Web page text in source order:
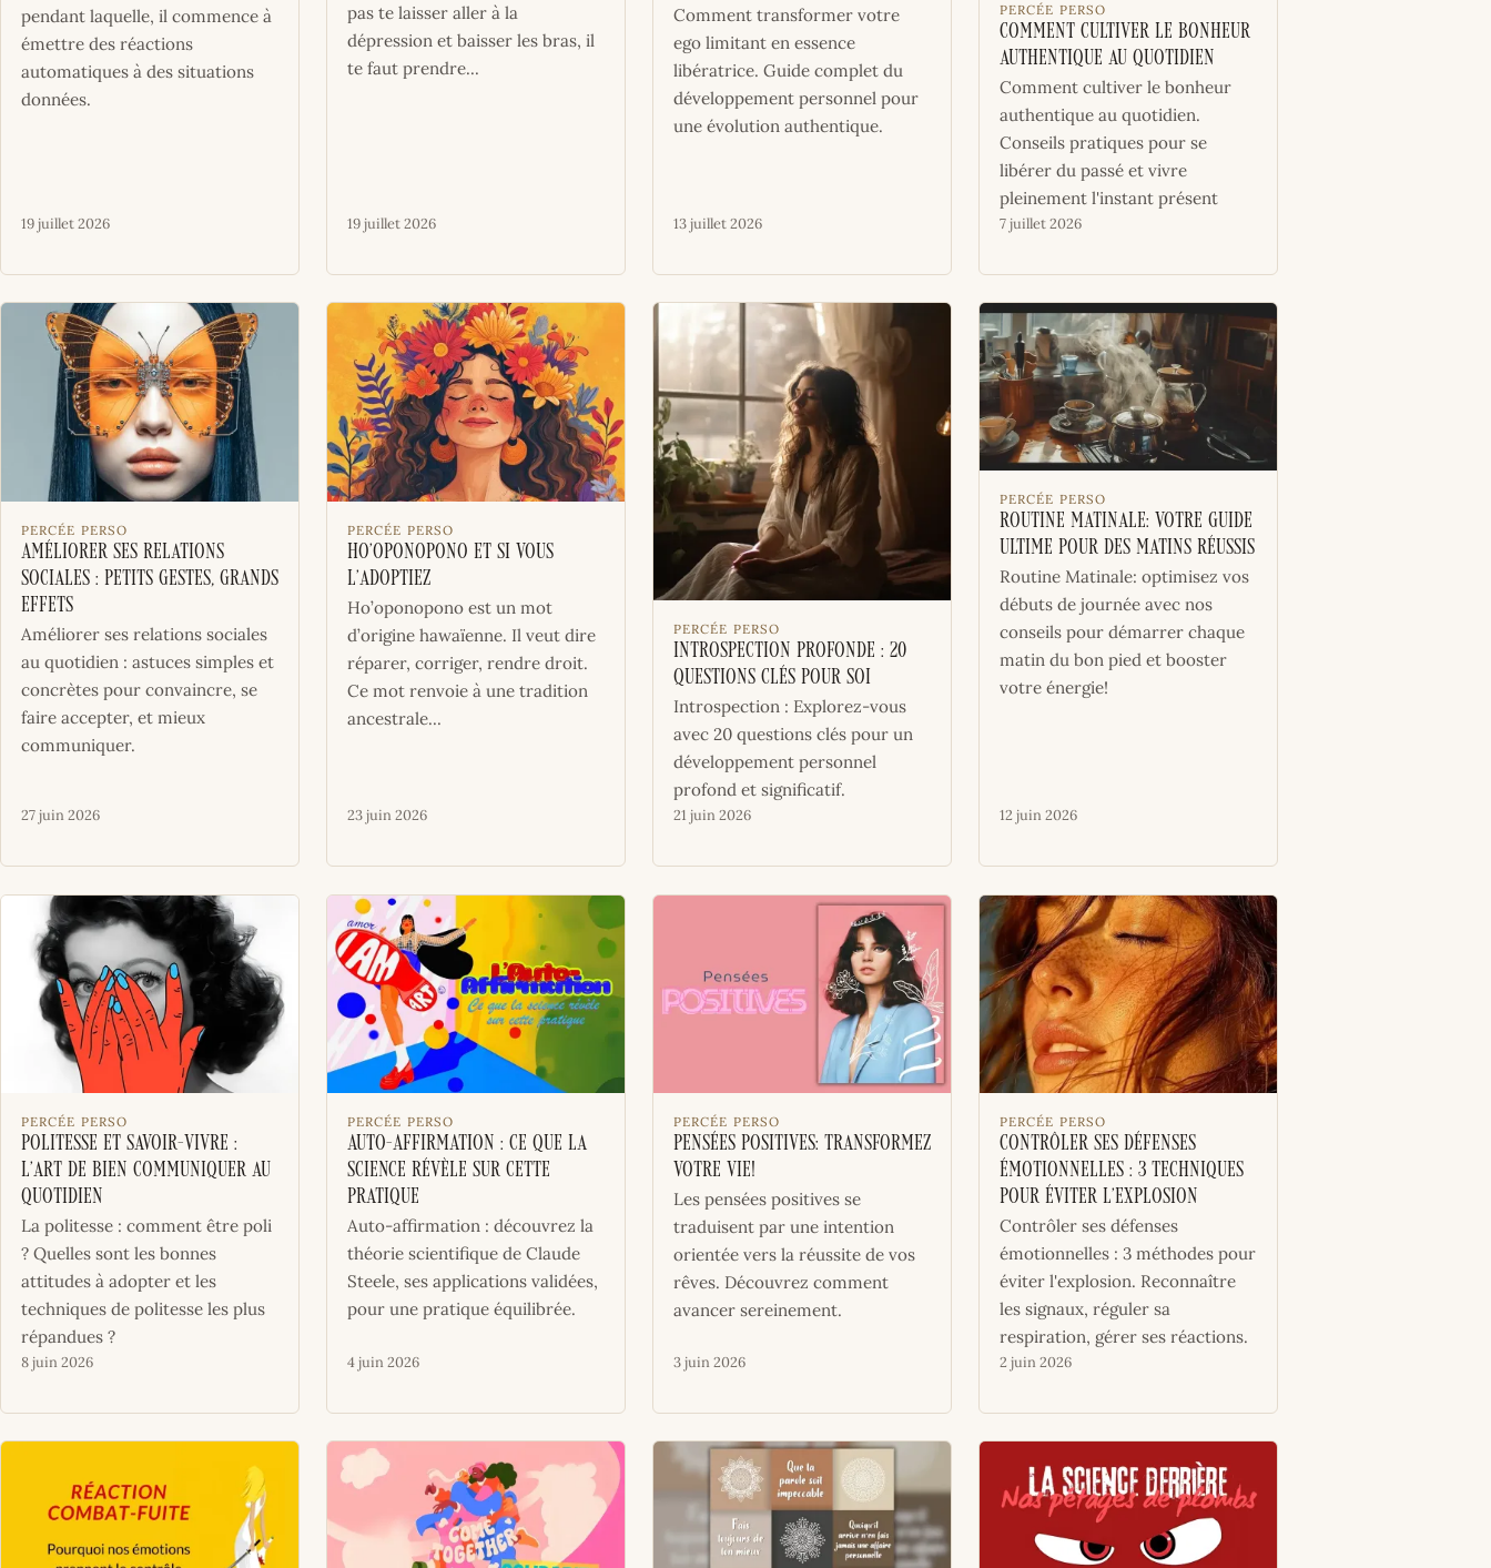
pendant laquelle, il commence à
émettre des réactions
automatiques à des situations
données.
19 juillet 2026
pas te laisser aller à la
dépression et baisser les bras, il
te faut prendre...
19 juillet 2026
Comment transformer votre
ego limitant en essence
libératrice. Guide complet du
développement personnel pour
une évolution authentique.
13 juillet 2026
PERCÉE PERSO
Comment cultiver le bonheur
authentique au quotidien
Comment cultiver le bonheur
authentique au quotidien.
Conseils pratiques pour se
libérer du passé et vivre
pleinement l'instant présent
7 juillet 2026
PERCÉE PERSO
Améliorer ses relations
sociales : petits gestes, grands
effets
Améliorer ses relations sociales
au quotidien : astuces simples et
concrètes pour convaincre, se
faire accepter, et mieux
communiquer.
27 juin 2026
PERCÉE PERSO
Ho’oponopono et si vous
l’adoptiez
Ho’oponopono est un mot
d’origine hawaïenne. Il veut dire
réparer, corriger, rendre droit.
Ce mot renvoie à une tradition
ancestrale...
23 juin 2026
PERCÉE PERSO
Introspection Profonde : 20
Questions Clés pour Soi
Introspection : Explorez-vous
avec 20 questions clés pour un
développement personnel
profond et significatif.
21 juin 2026
PERCÉE PERSO
Routine Matinale: Votre Guide
Ultime pour Des Matins Réussis
Routine Matinale: optimisez vos
débuts de journée avec nos
conseils pour démarrer chaque
matin du bon pied et booster
votre énergie!
12 juin 2026
PERCÉE PERSO
Politesse et savoir-vivre :
l’art de bien communiquer au
quotidien
La politesse : comment être poli
? Quelles sont les bonnes
attitudes à adopter et les
techniques de politesse les plus
répandues ?
8 juin 2026
PERCÉE PERSO
AUTO-AFFIRMATION : ce que la
science révèle sur cette
pratique
Auto-affirmation : découvrez la
théorie scientifique de Claude
Steele, ses applications validées,
pour une pratique équilibrée.
4 juin 2026
PERCÉE PERSO
Pensées positives: transformez
votre vie!
Les pensées positives se
traduisent par une intention
orientée vers la réussite de vos
rêves. Découvrez comment
avancer sereinement.
3 juin 2026
PERCÉE PERSO
Contrôler ses défenses
émotionnelles : 3 techniques
pour éviter l’explosion
Contrôler ses défenses
émotionnelles : 3 méthodes pour
éviter l'explosion. Reconnaître
les signaux, réguler sa
respiration, gérer ses réactions.
2 juin 2026